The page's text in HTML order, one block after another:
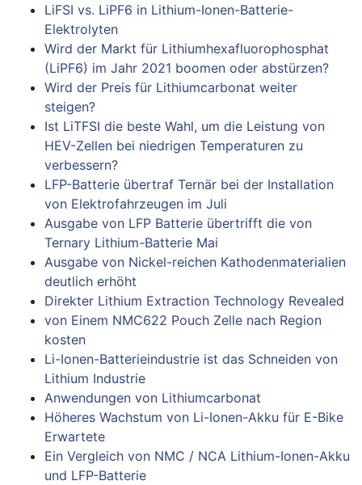
LiFSI vs. LiPF6 in Lithium-Ionen-Batterie-
Elektrolyten
Wird der Markt für Lithiumhexafluorophosphat
(LiPF6) im Jahr 2021 boomen oder abstürzen?
Wird der Preis für Lithiumcarbonat weiter
steigen?
Ist LiTFSI die beste Wahl, um die Leistung von
HEV-Zellen bei niedrigen Temperaturen zu
verbessern?
LFP-Batterie übertraf Ternär bei der Installation
von Elektrofahrzeugen im Juli
Ausgabe von LFP Batterie übertrifft die von
Ternary Lithium-Batterie Mai
Ausgabe von Nickel-reichen Kathodenmaterialien
deutlich erhöht
Direkter Lithium Extraction Technology Revealed
von Einem NMC622 Pouch Zelle nach Region
kosten
Li-Ionen-Batterieindustrie ist das Schneiden von
Lithium Industrie
Anwendungen von Lithiumcarbonat
Höheres Wachstum von Li-Ionen-Akku für E-Bike
Erwartete
Ein Vergleich von NMC / NCA Lithium-Ionen-Akku
und LFP-Batterie